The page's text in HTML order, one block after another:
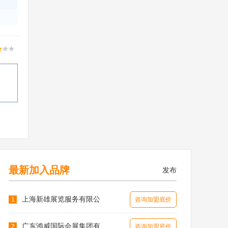
最新加入品牌 发布
1 上海新雄展览服务有限公 咨询加盟底价
2 广东鸿威国际会展集团有 咨询加盟底价